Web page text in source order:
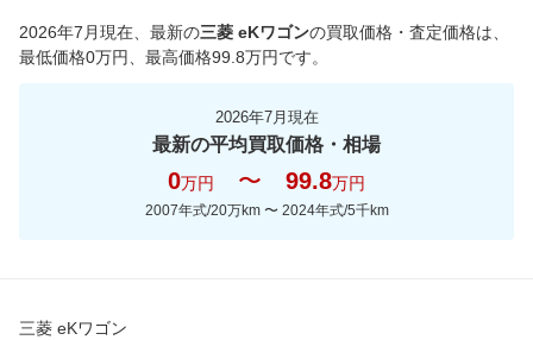
2026年7月現在 、最新の三菱 eKワゴンの買取価格・査定価格は、
最低価格0万円、最高価格99.8万円です。
2026年7月現在
最新の平均買取価格・相場
0万円 〜 99.8万円
2007年式/20万km 〜 2024年式/5千km
三菱 eKワゴン